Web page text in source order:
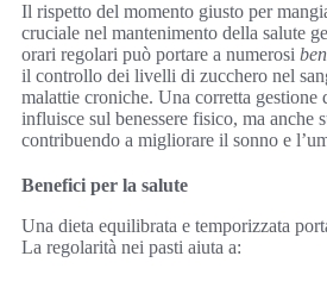
Il rispetto del momento giusto per
cruciale nel mantenimento della salute
orari regolari può portare a numerosi
il controllo dei livelli di zucchero nel
malattie croniche. Una corretta gestione
influisce sul benessere fisico, ma anche
contribuendo a migliorare il sonno e
Benefici per la salute
Una dieta equilibrata e temporizzata
La regolarità nei pasti aiuta a: